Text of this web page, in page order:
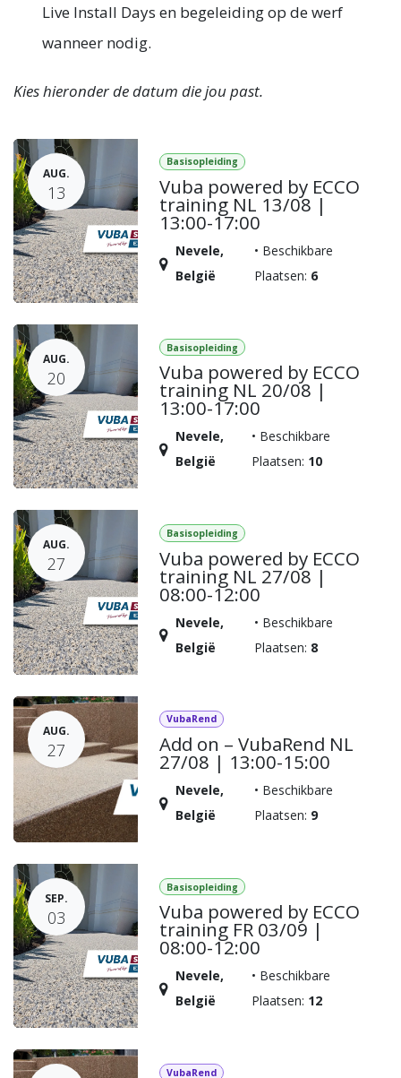
Live Install Days en begeleiding op de werf
wanneer nodig.
Kies hieronder de datum die jou past.
AUG.
13
Basisopleiding
Vuba powered by ECCO
training NL 13/08 |
13:00-17:00
Nevele,
België
• Beschikbare
Plaatsen: 6
AUG.
20
Basisopleiding
Vuba powered by ECCO
training NL 20/08 |
13:00-17:00
Nevele,
België
• Beschikbare
Plaatsen: 10
AUG.
27
Basisopleiding
Vuba powered by ECCO
training NL 27/08 |
08:00-12:00
Nevele,
België
• Beschikbare
Plaatsen: 8
AUG.
27
VubaRend
Add on – VubaRend NL
27/08 | 13:00-15:00
Nevele,
België
• Beschikbare
Plaatsen: 9
SEP.
03
Basisopleiding
Vuba powered by ECCO
training FR 03/09 |
08:00-12:00
Nevele,
België
• Beschikbare
Plaatsen: 12
VubaRend